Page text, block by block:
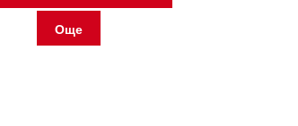
Още